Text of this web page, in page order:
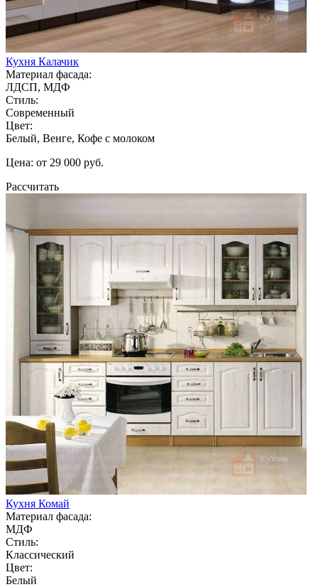
Кухня Калачик
Материал фасада:
ЛДСП, МДФ
Стиль:
Современный
Цвет:
Белый, Венге, Кофе с молоком
Цена: от 29 000 руб.
Рассчитать
Кухня Комай
Материал фасада:
МДФ
Стиль:
Классический
Цвет:
Белый